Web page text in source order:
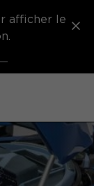
afficher le